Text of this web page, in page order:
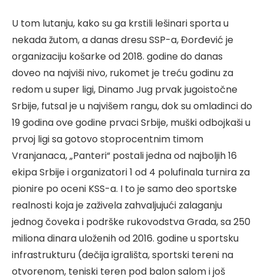
U tom lutanju, kako su ga krstili lešinari sporta u
nekada žutom, a danas dresu SSP-a, Đorđević je
organizaciju košarke od 2018. godine do danas
doveo na najviši nivo, rukomet je treću godinu za
redom u super ligi, Dinamo Jug prvak jugoistočne
Srbije, futsal je u najvišem rangu, dok su omladinci do
19 godina ove godine prvaci Srbije, muški odbojkaši u
prvoj ligi sa gotovo stoprocentnim timom
Vranjanaca, „Panteri“ postali jedna od najboljih 16
ekipa Srbije i organizatori 1 od 4 polufinala turnira za
pionire po oceni KSS-a. I to je samo deo sportske
realnosti koja je zaživela zahvaljujući zalaganju
jednog čoveka i podrške rukovodstva Grada, sa 250
miliona dinara uloženih od 2016. godine u sportsku
infrastrukturu (dečija igrališta, sportski tereni na
otvorenom, teniski teren pod balon salom i još